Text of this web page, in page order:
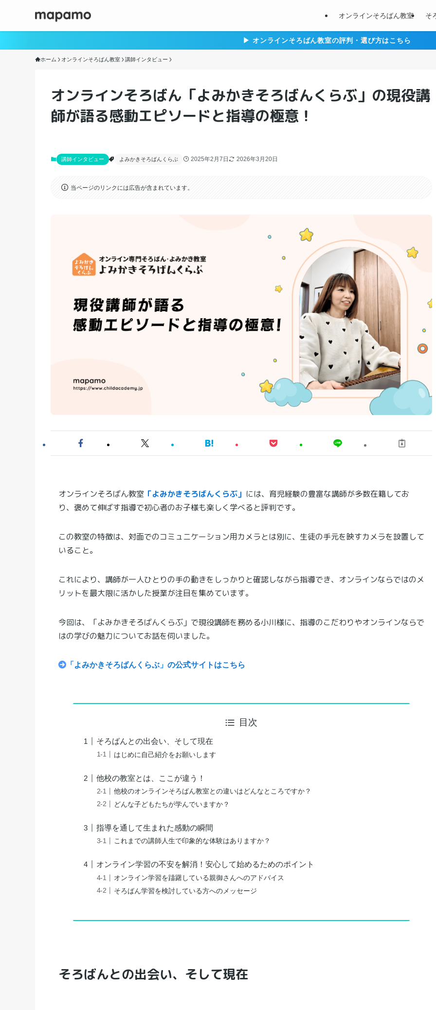
オンラインそろばん教室 そ
▶︎ オンラインそろばん教室の評判・選び方はこちら
ホーム オンラインそろばん教室 講師インタビュー
オンラインそろばん「よみかきそろばんくらぶ」の現役講
師が語る感動エピソードと指導の極意！
講師インタビュー よみかきそろばんくらぶ 2025年2月7日 2026年3月20日
当ページのリンクには広告が含まれています。
オンラインそろばん教室 「よみかきそろばんくらぶ」 には、育児経験の豊富な講師が多数在籍してお
り、褒めて伸ばす指導で初心者のお子様も楽しく学べると評判です。
この教室の特徴は、対面でのコミュニケーション用カメラとは別に、生徒の手元を映すカメラを設置して
いること。
これにより、講師が一人ひとりの手の動きをしっかりと確認しながら指導でき、オンラインならではのメ
リットを最大限に活かした授業が注目を集めています。
今回は、「よみかきそろばんくらぶ」で現役講師を務める小川様に、指導のこだわりやオンラインならで
はの学びの魅力についてお話を伺いました。
「よみかきそろばんくらぶ」の公式サイトはこちら
目次
そろばんとの出会い、そして現在
はじめに自己紹介をお願いします
他校の教室とは、ここが違う！
他校のオンラインそろばん教室との違いはどんなところですか？
どんな子どもたちが学んでいますか？
指導を通して生まれた感動の瞬間
これまでの講師人生で印象的な体験はありますか？
オンライン学習の不安を解消！安心して始めるためのポイント
オンライン学習を躊躇している親御さんへのアドバイス
そろばん学習を検討している方へのメッセージ
そろばんとの出会い、そして現在